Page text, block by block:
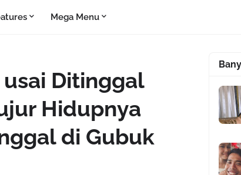
Mega Menu
Ditinggal
Hidupnya
di Gubuk